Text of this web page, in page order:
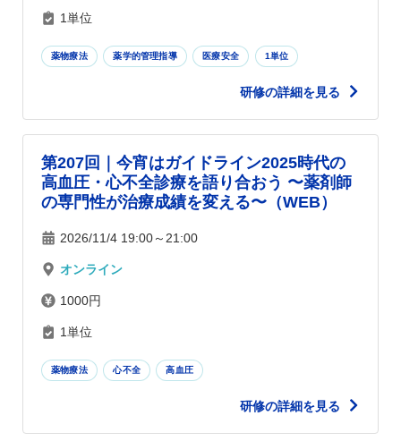
1単位
薬物療法 薬学的管理指導 医療安全 1単位
研修の詳細を見る
第207回｜今宵はガイドライン2025時代の
高血圧・心不全診療を語り合おう 〜薬剤師
の専門性が治療成績を変える〜（WEB）
2026/11/4 19:00～21:00
オンライン
1000円
1単位
薬物療法 心不全 高血圧
研修の詳細を見る